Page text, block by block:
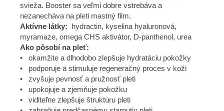
svieža. Booster sa veľmi dobre vstrebáva a
nezanecháva na pleti mastný film.
Aktívne látky: hydractin, kyselina hyaluronová,
myramaze, omega CHS aktivátor, D-panthenol, urea
Ako pôsobí na pleť:
• okamžite a dlhodobo zlepšuje hydratáciu pokožky
• podporuje a stimuluje regeneračný proces v koži
• zvyšuje pevnosť a pružnosť pleti
• upokojuje a zjemňuje pokožku
• viditeľne zlepšuje štruktúru pleti